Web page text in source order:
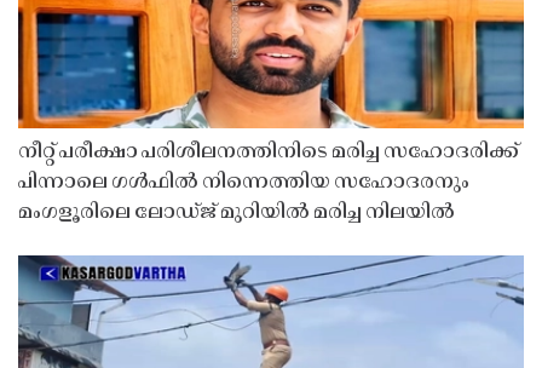
നീറ്റ് പരീക്ഷാ പരിശീലനത്തിനിടെ മരിച്ച സഹോദരിക്ക്
പിന്നാലെ ഗൾഫിൽ നിന്നെത്തിയ സഹോദരനും
മംഗളൂരിലെ ലോഡ്ജ് മുറിയിൽ മരിച്ച നിലയിൽ